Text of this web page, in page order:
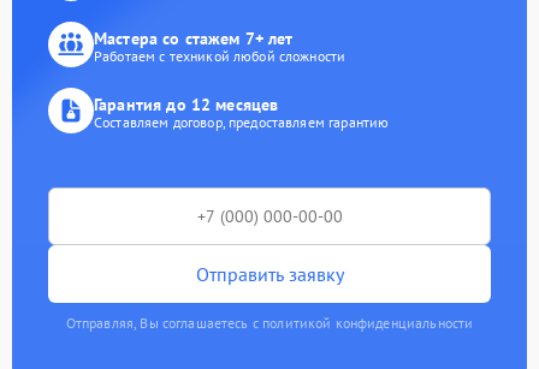
Мастера со стажем 7+ лет
Работаем с техникой любой сложности
Гарантия до 12 месяцев
Составляем договор, предоставляем гарантию
Отправить заявку
Отправляя, Вы соглашаетесь с политикой конфиденциальности